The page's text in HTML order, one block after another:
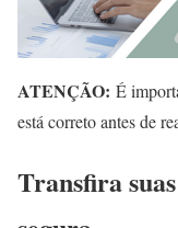
ATENÇÃO: É
está correto antes de
Transfira